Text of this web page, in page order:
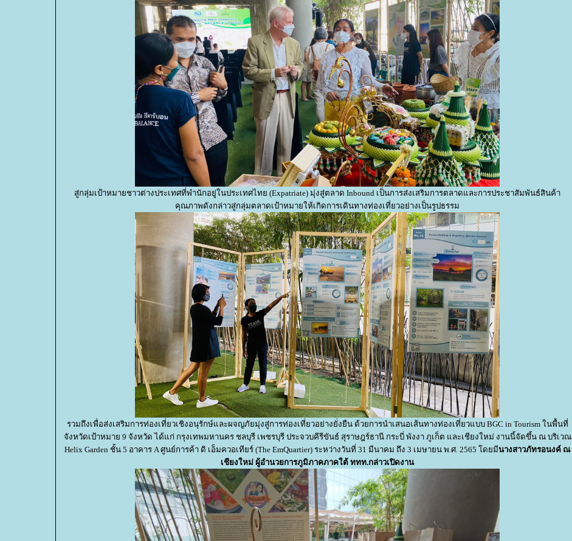
สู่กลุ่มเป้าหมายชาวต่างประเทศที่พำนักอยู่ในประเทศไทย (Expatriate) มุ่งสู่ตลาด Inbound เป็นการส่งเสริมการตลาดและการประชาสัมพันธ์สินค้า
คุณภาพดังกล่าวสู่กลุ่มตลาดเป้าหมายให้เกิดการเดินทางท่องเที่ยวอย่างเป็นรูปธรรม
รวมถึงเพื่อส่งเสริมการท่องเที่ยวเชิงอนุรักษ์และผจญภัยมุ่งสู่การท่องเที่ยวอย่างยั่งยืน ด้วยการนำเสนอเส้นทางท่องเที่ยวแบบ BGC in Tourism ในพื้นที่
จังหวัดเป้าหมาย 9 จังหวัด ได้แก่ กรุงเทพมหานคร ชลบุรี เพชรบุรี ประจวบคีรีขันธ์ สุราษฎร์ธานี กระบี่ พังงา ภูเก็ต และเชียงใหม่ งานนี้จัดขึ้น ณ บริเวณ
Helix Garden ชั้น 5 อาคาร A ศูนย์การค้า ดิ เอ็มควอเทียร์ (The EmQuartier) ระหว่างวันที่ 31 มีนาคม ถึง 3 เมษายน พ.ศ. 2565 โดยมีนางสาวภัทรอนงค์ ณ
เชียงใหม่ ผู้อำนวยการภูมิภาคภาคใต้ ททท.กล่าวเปิดงาน